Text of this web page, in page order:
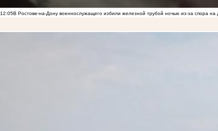
12:05В Ростове-на-Дону военнослужащего избили железной трубой ночью из-за спора на